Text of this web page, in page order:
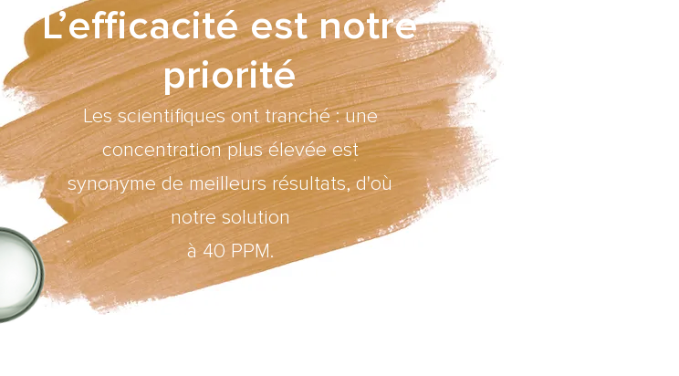
L’efficacité est notre
priorité
Les scientifiques ont tranché : une
concentration plus élevée est
synonyme de meilleurs résultats, d'où
notre solution
à 40 PPM.